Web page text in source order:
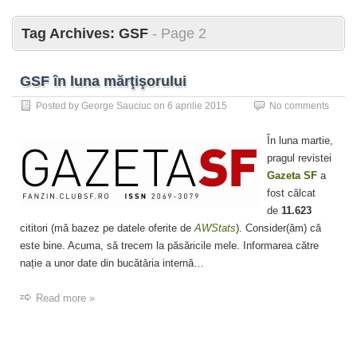
Tag Archives: GSF - Page 2
GSF în luna mărţişorului
Posted by George Sauciuc on 6 aprilie 2015 No comments
În luna martie,
pragul revistei
Gazeta SF a
fost călcat
de 11.623
cititori (mă bazez pe datele oferite de AWStats). Consider(ăm) că
este bine. Acuma, să trecem la păsăricile mele. Informarea către
nație a unor date din bucătăria internă…
Read more »